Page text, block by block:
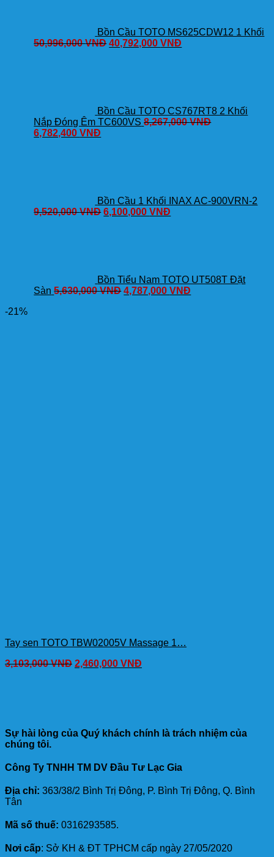
Bồn Cầu TOTO MS625CDW12 1 Khối
50,996,000VNĐ 40,792,000VNĐ
Bồn Cầu TOTO CS767RT8 2 Khối
Nắp Đóng Êm TC600VS 8,267,000VNĐ
6,782,400VNĐ
Bồn Cầu 1 Khối INAX AC-900VRN-2
9,520,000VNĐ 6,100,000VNĐ
Bồn Tiểu Nam TOTO UT508T Đặt
Sàn 5,630,000VNĐ 4,787,000VNĐ
-21%
Tay sen TOTO TBW02005V Massage 1…
3,103,000VNĐ 2,460,000 VNĐ
Sự hài lòng của Quý khách chính là trách nhiệm của
chúng tôi.
Công Ty TNHH TM DV Đầu Tư Lạc Gia
Địa chỉ: 363/38/2 Bình Trị Đông, P. Bình Trị Đông, Q. Bình
Tân
Mã số thuế: 0316293585.
Nơi cấp: Sở KH & ĐT TPHCM cấp ngày 27/05/2020